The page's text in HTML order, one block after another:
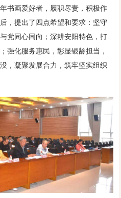
书画爱好者，履职尽责，积极作
，提出了四点希望和要求：坚守
党同心同向；深耕安阳特色，打
强化服务惠民，彰显银龄担当，
，凝聚发展合力，筑牢坚实组织